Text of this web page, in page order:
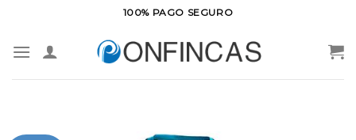
contenido
100% PAGO SEGURO